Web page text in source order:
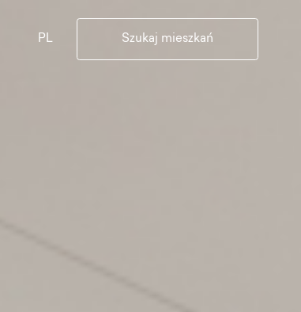
PL Szukaj mieszkań